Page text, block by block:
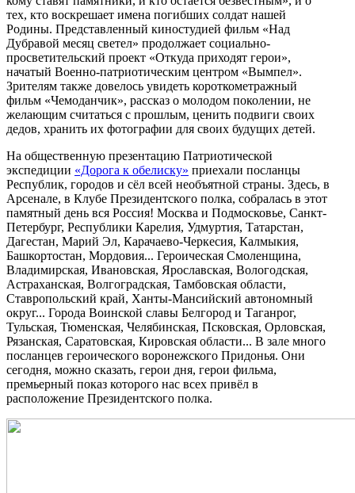
тех, кто воскрешает имена погибших солдат нашей
Родины. Представленный киностудией фильм «Над
Дубравой месяц светел» продолжает социально-
просветительский проект «Откуда приходят герои»,
начатый Военно-патриотическим центром «Вымпел».
Зрителям также довелось увидеть короткометражный
фильм «Чемоданчик», рассказ о молодом поколении, не
желающим считаться с прошлым, ценить подвиги своих
дедов, хранить их фотографии для своих будущих детей.
На общественную презентацию Патриотической
экспедиции «Дорога к обелиску» приехали посланцы
Республик, городов и сёл всей необъятной страны. Здесь, в
Арсенале, в Клубе Президентского полка, собралась в этот
памятный день вся Россия! Москва и Подмосковье, Санкт-
Петербург, Республики Карелия, Удмуртия, Татарстан,
Дагестан, Марий Эл, Карачаево-Черкесия, Калмыкия,
Башкортостан, Мордовия... Героическая Смоленщина,
Владимирская, Ивановская, Ярославская, Вологодская,
Астраханская, Волгоградская, Тамбовская области,
Ставропольский край, Ханты-Мансийский автономный
округ... Города Воинской славы Белгород и Таганрог,
Тульская, Тюменская, Челябинская, Псковская, Орловская,
Рязанская, Саратовская, Кировская области... В зале много
посланцев героического воронежского Придонья. Они
сегодня, можно сказать, герои дня, герои фильма,
премьерный показ которого нас всех привёл в
расположение Президентского полка.